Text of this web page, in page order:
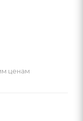
ценам